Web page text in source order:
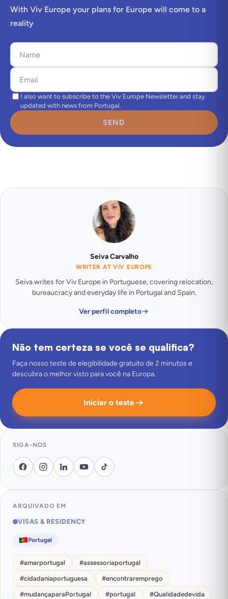
With Viv Europe your plans for Europe will come to a
reality
I also want to subscribe to the Viv Europe Newsletter and stay
updated with news from Portugal.
SEND
Seiva Carvalho
WRITER AT VIV EUROPE
Seiva writes for Viv Europe in Portuguese, covering relocation,
bureaucracy and everyday life in Portugal and Spain.
Ver perfil completo
Não tem certeza se você se qualifica?
Faça nosso teste de elegibilidade gratuito de 2 minutos e
descubra o melhor visto para você na Europa.
Iniciar o teste
SIGA-NOS
ARQUIVADO EM
VISAS & RESIDENCY
Portugal
#amarportugal #assessoriaportugal
#cidadaniaportuguesa #encontraremprego
#mudançaparaPortugal #portugal #Qualidadedevida